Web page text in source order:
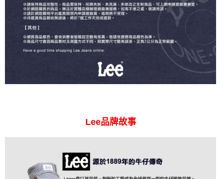
Lee品牌故事